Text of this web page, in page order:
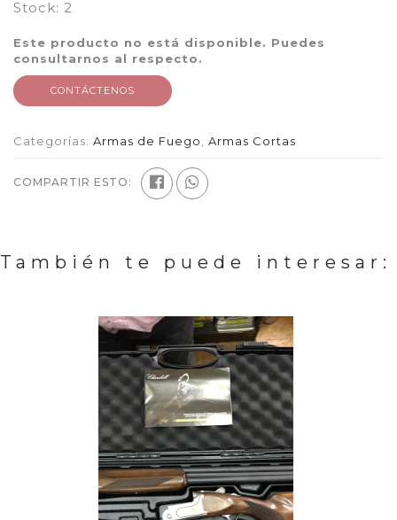
Stock: 2
Este producto no está disponible. Puedes
consultarnos al respecto.
CONTÁCTENOS
Categorías: Armas de Fuego Armas Cortas
COMPARTIR ESTO:
También te puede interesar: